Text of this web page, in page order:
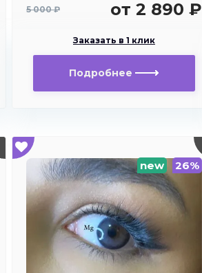
5 000 ₽ от 2 890 ₽
Заказать в 1 клик
Подробнее
new 26%